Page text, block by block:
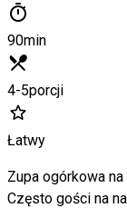
90min
4-5porcji
Łatwy
Zupa ogórkowa na
Często gości na